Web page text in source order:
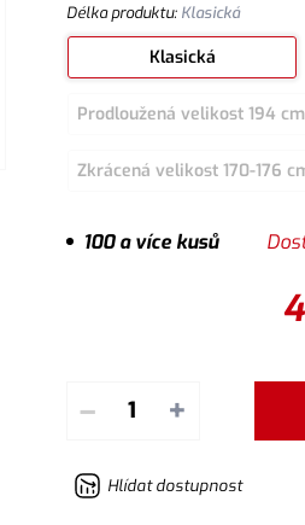
Délka produktu: Klasická
Klasická
Prodloužená velikost 194 cm
Zkrácená velikost 170-176
100 a více kusů
– +
Hlídat dostupnost